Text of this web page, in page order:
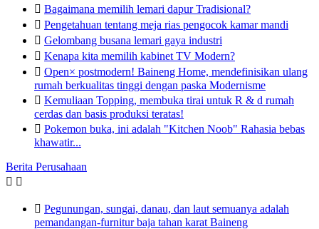
 Bagaimana memilih lemari dapur Tradisional?
 Pengetahuan tentang meja rias pengocok kamar mandi
 Gelombang busana lemari gaya industri
 Kenapa kita memilih kabinet TV Modern?
 Open× postmodern! Baineng Home, mendefinisikan ulang
rumah berkualitas tinggi dengan paska Modernisme
 Kemuliaan Topping, membuka tirai untuk R & d rumah
cerdas dan basis produksi teratas!
 Pokemon buka, ini adalah "Kitchen Noob" Rahasia bebas
khawatir...
Berita Perusahaan
 
 Pegunungan, sungai, danau, dan laut semuanya adalah
pemandangan-furnitur baja tahan karat Baineng